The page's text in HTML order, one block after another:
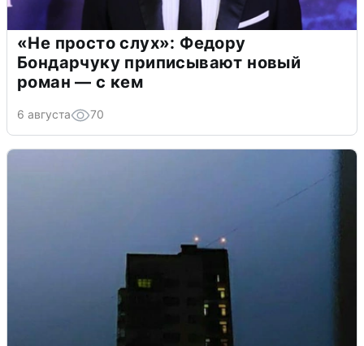
«Не просто слух»: Федору
Бондарчуку приписывают новый
роман — с кем
6 августа 70